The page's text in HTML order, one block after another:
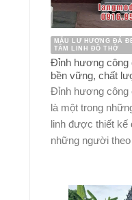
MẪU LƯ HƯƠNG ĐÁ
TÂM LINH ĐỒ THỜ
Đỉnh hương công
bền vững, chất
Đỉnh hương công
là một trong
linh được thiết kế
những người theo